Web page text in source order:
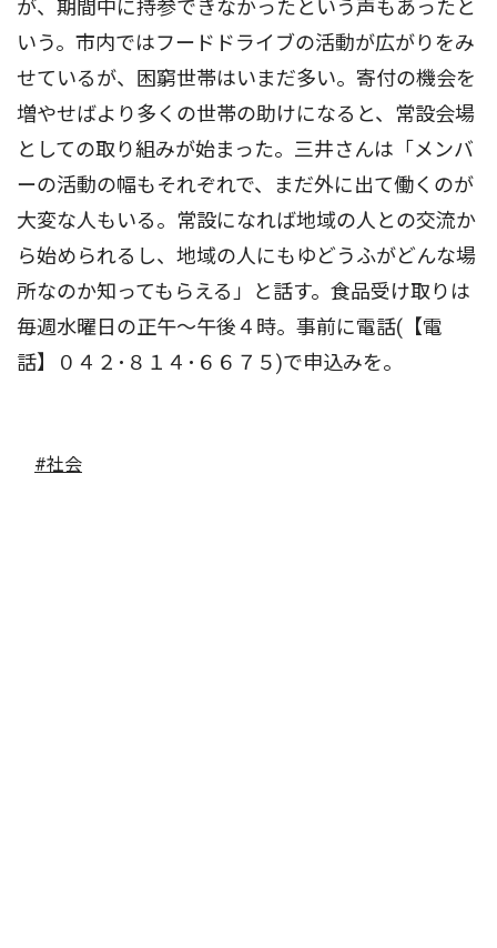
が、期間中に持参できなかったという声もあったと
いう。市内ではフードドライブの活動が広がりをみ
せているが、困窮世帯はいまだ多い。寄付の機会を
増やせばより多くの世帯の助けになると、常設会場
としての取り組みが始まった。三井さんは「メンバ
ーの活動の幅もそれぞれで、まだ外に出て働くのが
大変な人もいる。常設になれば地域の人との交流か
ら始められるし、地域の人にもゆどうふがどんな場
所なのか知ってもらえる」と話す。食品受け取りは
毎週水曜日の正午〜午後４時。事前に電話(【電
話】０４２･８１４･６６７５)で申込みを。
#社会